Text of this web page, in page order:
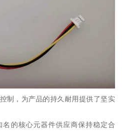
制，为产品的持久耐用提供了坚实
的核心元器件供应商保持稳定合